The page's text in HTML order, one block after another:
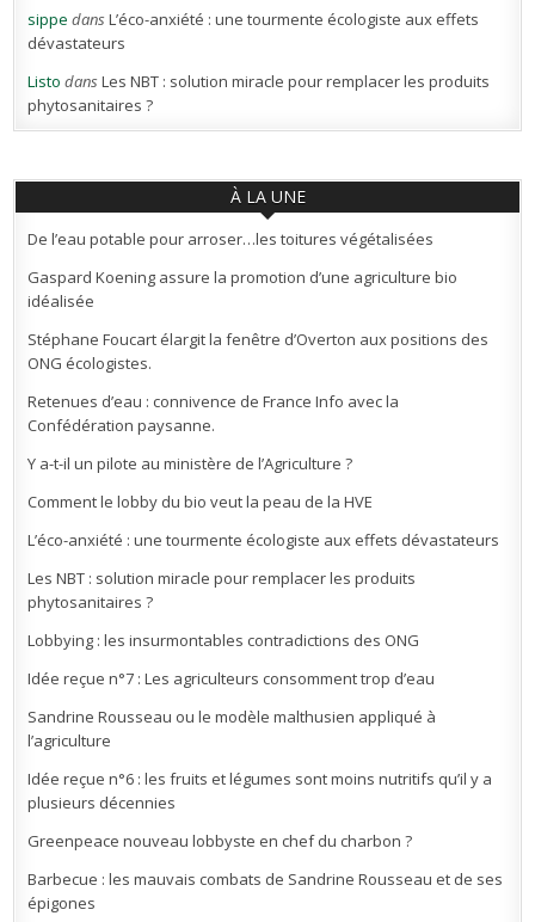
sippe dansL’éco-anxiété : une tourmente écologiste aux effets
dévastateurs
Listo dansLes NBT : solution miracle pour remplacer les produits
phytosanitaires ?
À LA UNE
De l’eau potable pour arroser…les toitures végétalisées
Gaspard Koening assure la promotion d’une agriculture bio
idéalisée
Stéphane Foucart élargit la fenêtre d’Overton aux positions des
ONG écologistes.
Retenues d’eau : connivence de France Info avec la
Confédération paysanne.
Y a-t-il un pilote au ministère de l’Agriculture ?
Comment le lobby du bio veut la peau de la HVE
L’éco-anxiété : une tourmente écologiste aux effets dévastateurs
Les NBT : solution miracle pour remplacer les produits
phytosanitaires ?
Lobbying : les insurmontables contradictions des ONG
Idée reçue n°7 : Les agriculteurs consomment trop d’eau
Sandrine Rousseau ou le modèle malthusien appliqué à
l’agriculture
Idée reçue n°6 : les fruits et légumes sont moins nutritifs qu’il y a
plusieurs décennies
Greenpeace nouveau lobbyste en chef du charbon ?
Barbecue : les mauvais combats de Sandrine Rousseau et de ses
épigones